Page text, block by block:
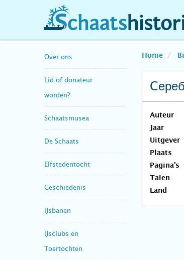
schaatshistorie.nl
Over ons
Lid of donateur
worden?
Schaatsmusea
De Schaats
Elfstedentocht
Geschiedenis
IJsbanen
IJsclubs en
Toertochten
Home
Auteur
Jaar
Uitgever
Plaats
Pagina's
Talen
Land